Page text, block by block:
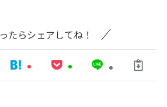
たらシェアしてね！